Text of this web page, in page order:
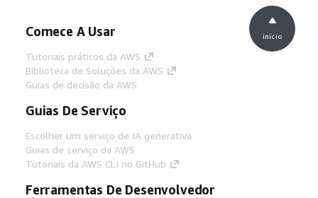
Comece A Usar
Tutoriais práticos da AWS
Biblioteca de Soluções da AWS
Guias de decisão da AWS
Guias De Serviço
Escolher um serviço de IA generativa
Guias de serviço da AWS
Tutoriais da AWS CLI no GitHub
Ferramentas De Desenvolvedor
início